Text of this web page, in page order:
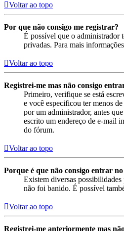
Voltar ao topo
Por que não consigo me registrar?
É possível que o administrador
privadas. Para mais
Voltar ao topo
Registrei-me mas não consigo
Primeiro, verifique se está
e você especificou ter menos
por um administrador, antes
escrito um endereço de e-mail
do fórum.
Voltar ao topo
Porque é que não consigo entrar
Existem diversas
não foi banido. É possível
Voltar ao topo
Registrei-me anteriormente mas